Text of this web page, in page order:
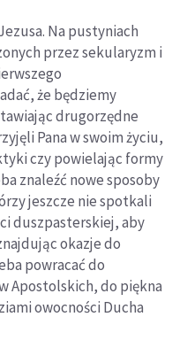
Na pustyniach
przez sekularyzm i
że będziemy
drugorzędne
Pana w swoim życiu,
czy powielając formy
znaleźć nowe sposoby
jeszcze nie spotkali
duszpasterskiej, aby
okazje do
powracać do
Apostolskich, do piękna
owocności Ducha